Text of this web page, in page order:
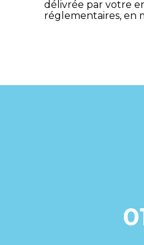
délivrée par votre
réglementaires, en